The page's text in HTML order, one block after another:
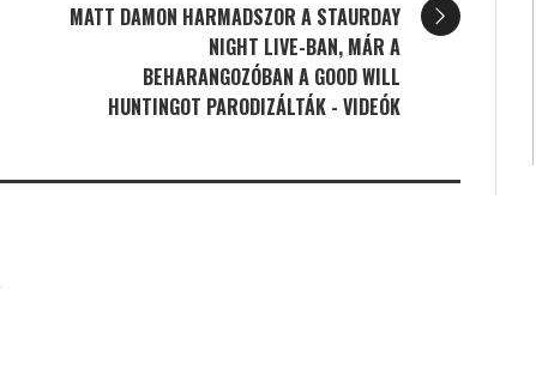
MATT DAMON HARMADSZOR A STAURDAY
NIGHT LIVE-BAN, MÁR A
BEHARANGOZÓBAN A GOOD WILL
HUNTINGOT PARODIZÁLTÁK - VIDEÓK